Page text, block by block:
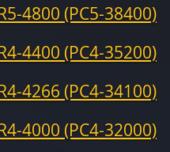
4800 (PC5-38400)
4400 (PC4-35200)
4266 (PC4-34100)
4000 (PC4-32000)